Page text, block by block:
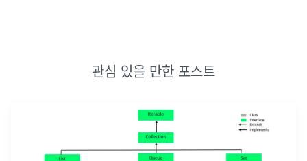
관심 있을 만한 포스트